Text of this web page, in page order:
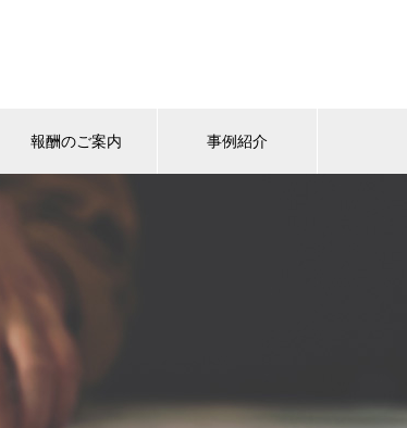
報酬のご案内 事例紹介